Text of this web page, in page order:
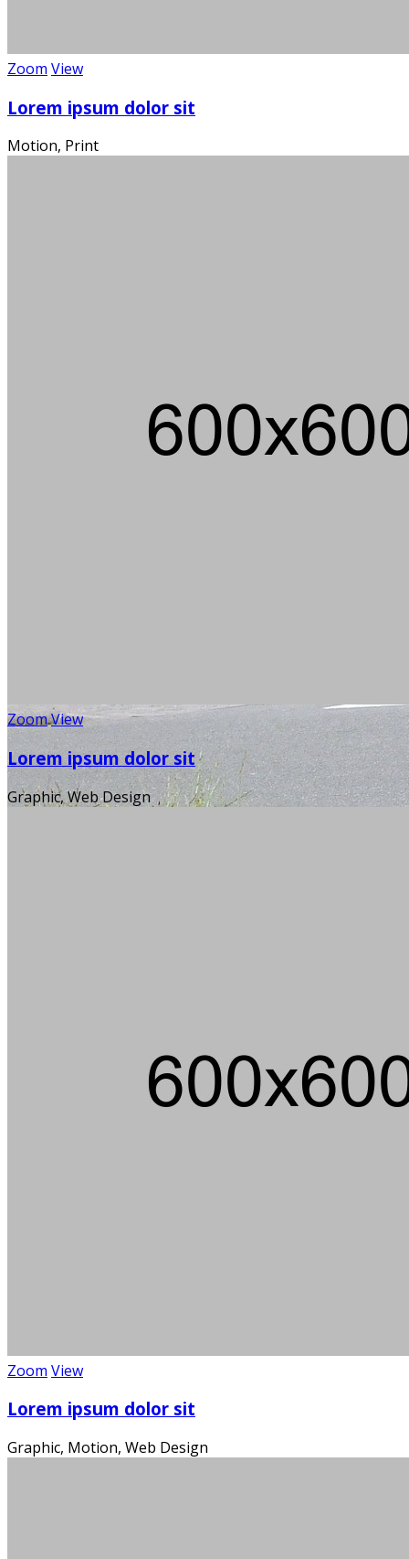
Zoom View
Lorem ipsum dolor sit
Motion, Print
ZoomView
Lorem ipsum dolor sit
Graphic, Web Design
Zoom View
Lorem ipsum dolor sit
Graphic, Motion, Web Design